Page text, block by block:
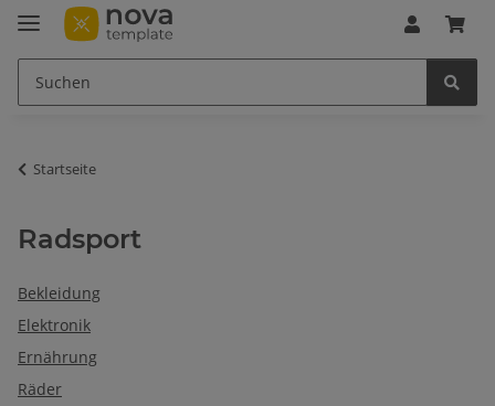
Startseite
Radsport
Bekleidung
Elektronik
Ernährung
Räder